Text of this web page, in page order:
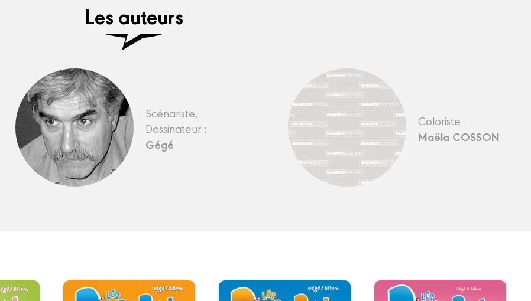
Les auteurs
Scénariste,
Dessinateur :
Gégé
Coloriste :
Maëla COSSON